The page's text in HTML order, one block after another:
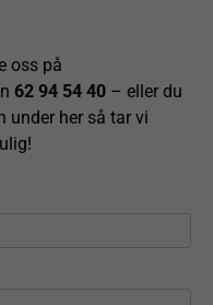
oss på
62 94 54 40 – eller du
under her så tar vi